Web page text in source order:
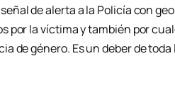
de alerta a la Policía con
por la víctima y también por
de género. Es un deber de toda